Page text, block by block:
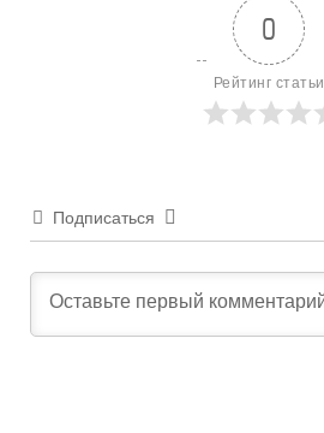
0
Рейтинг статьи
Подписаться